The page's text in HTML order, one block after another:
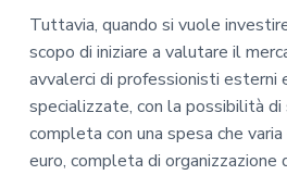
Tuttavia, quando si vuole
scopo di iniziare a valutare il
avvalerci di professionisti esterni
specializzate, con la possibilità
completa con una spesa che
euro, completa di